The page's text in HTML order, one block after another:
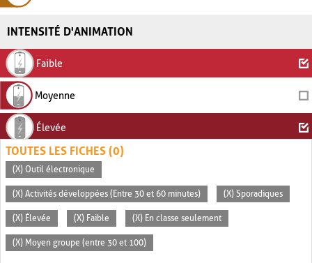
INTENSITÉ D'ANIMATION
Faible
Moyenne
Élevée
TOUTES LES FICHES (0)
(X) Outil électronique
(X) Activités développées (Entre 30 et 60 minutes) (X) Sporadiques
(X) Élevée (X) Faible (X) En classe seulement
(X) Moyen groupe (entre 30 et 100)